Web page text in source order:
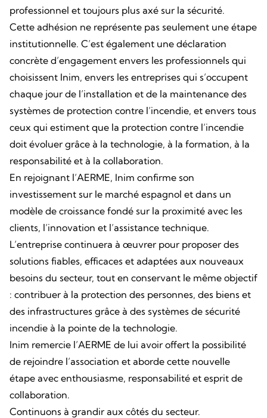
professionnel et toujours plus axé sur la sécurité.
Cette adhésion ne représente pas seulement une étape
institutionnelle. C’est également une déclaration
concrète d’engagement envers les professionnels qui
choisissent Inim, envers les entreprises qui s’occupent
chaque jour de l’installation et de la maintenance des
systèmes de protection contre l’incendie, et envers tous
ceux qui estiment que la protection contre l’incendie
doit évoluer grâce à la technologie, à la formation, à la
responsabilité et à la collaboration.
En rejoignant l’AERME, Inim confirme son
investissement sur le marché espagnol et dans un
modèle de croissance fondé sur la proximité avec les
clients, l’innovation et l’assistance technique.
L’entreprise continuera à œuvrer pour proposer des
solutions fiables, efficaces et adaptées aux nouveaux
besoins du secteur, tout en conservant le même objectif
: contribuer à la protection des personnes, des biens et
des infrastructures grâce à des systèmes de sécurité
incendie à la pointe de la technologie.
Inim remercie l’AERME de lui avoir offert la possibilité
de rejoindre l’association et aborde cette nouvelle
étape avec enthousiasme, responsabilité et esprit de
collaboration.
Continuons à grandir aux côtés du secteur.